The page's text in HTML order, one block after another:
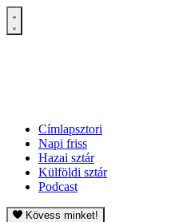
Címlapsztori
Napi friss
Hazai sztár
Külföldi sztár
Podcast
Kövess minket!